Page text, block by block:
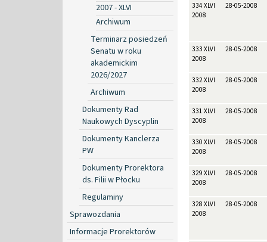
2007 - XLVI
Archiwum
Terminarz posiedzeń
Senatu w roku
akademickim
2026/2027
Archiwum
Dokumenty Rad
Naukowych Dyscyplin
Dokumenty Kanclerza
PW
Dokumenty Prorektora
ds. Filii w Płocku
Regulaminy
Sprawozdania
Informacje Prorektorów
334 XLVI
2008
28-05-2008
333 XLVI
2008
28-05-2008
332 XLVI
2008
28-05-2008
331 XLVI
2008
28-05-2008
330 XLVI
2008
28-05-2008
329 XLVI
2008
28-05-2008
328 XLVI
2008
28-05-2008